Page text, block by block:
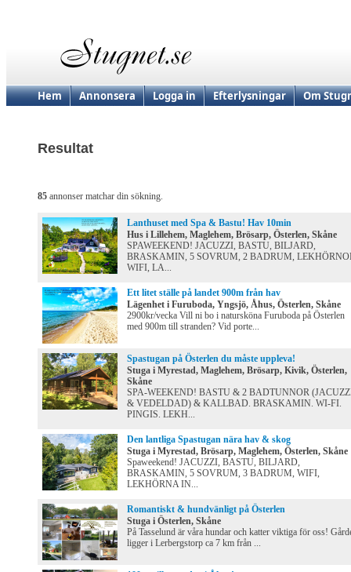
Hem Annonsera Logga in Efterlysningar Om
Resultat
85 annonser matchar din sökning.
Lanthuset med Spa & Bastu! Hav 10min
Hus i Lillehem, Maglehem, Brösarp, Österlen, Skåne
SPAWEEKEND! JACUZZI, BASTU, BILJARD,
BRASKAMIN, 5 SOVRUM, 2 BADRUM,
WIFI, LA...
Ett litet ställe på landet 900m från hav
Lägenhet i Furuboda, Yngsjö, Åhus, Österlen, Skåne
2900kr/vecka Vill ni bo i natursköna Furuboda på Österlen
med 900m till stranden? Vid porte...
Spastugan på Österlen du måste uppleva!
Stuga i Myrestad, Maglehem, Brösarp, Kivik, Österlen,
Skåne
SPA-WEEKEND! BASTU & 2 BADTUNNOR
& VEDELDAD) & KALLBAD. BRASKAMIN. WI-FI.
PINGIS. LEKH...
Den lantliga Spastugan nära hav & skog
Stuga i Myrestad, Brösarp, Maglehem, Österlen, Skåne
Spaweekend! JACUZZI, BASTU, BILJARD,
BRASKAMIN, 5 SOVRUM, 3 BADRUM, WIFI,
LEKHÖRNA IN...
Romantiskt & hundvänligt på Österlen
Stuga i Österlen, Skåne
På Tasselund är våra hundar och katter viktiga för oss!
ligger i Lerbergstorp ca 7 km från ...